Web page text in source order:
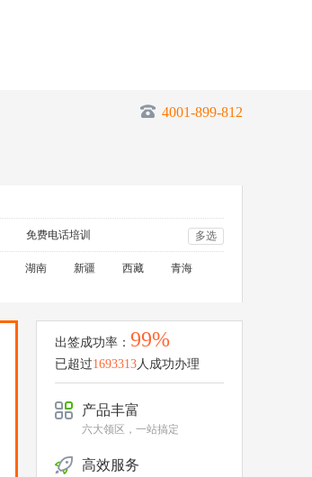
4001-899-812
免费电话培训 多选
湖南 新疆 西藏
青海
出签成功率： 99%
已超过1693313人成功办理
产品丰富
六大领区，一站搞定
高效服务